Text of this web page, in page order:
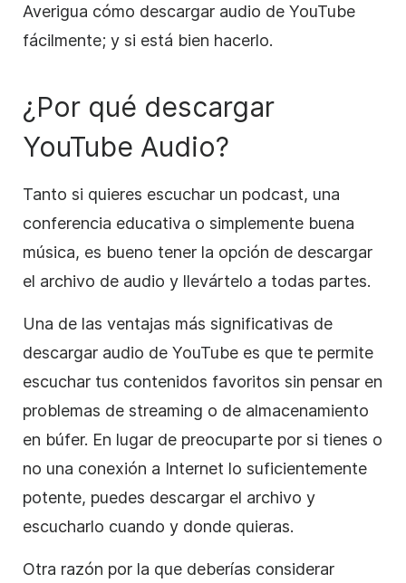
Averigua cómo descargar audio de YouTube
fácilmente; y si está bien hacerlo.
¿Por qué descargar
YouTube Audio?
Tanto si quieres escuchar un podcast, una
conferencia educativa o simplemente buena
música, es bueno tener la opción de descargar
el archivo de audio y llevártelo a todas partes.
Una de las ventajas más significativas de
descargar audio de YouTube es que te permite
escuchar tus contenidos favoritos sin pensar en
problemas de streaming o de almacenamiento
en búfer. En lugar de preocuparte por si tienes o
no una conexión a Internet lo suficientemente
potente, puedes descargar el archivo y
escucharlo cuando y donde quieras.
Otra razón por la que deberías considerar